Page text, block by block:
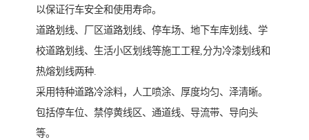
以保证行车安全和使用寿命。
道路划线、厂区道路划线、停车场、地下车库划线、学
校道路划线、生活小区划线等施工工程,分为冷漆划线和
热熔划线两种.
采用特种道路冷涂料，人工喷涂、厚度均匀、泽清晰。
包括停车位、禁停黄线区、通道线、导流带、导向头
等。